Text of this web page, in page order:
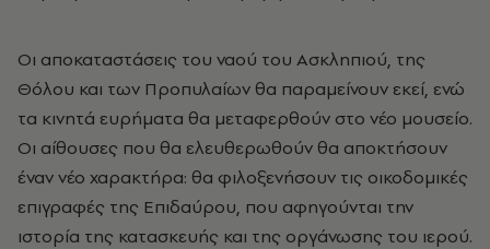
Οι αποκαταστάσεις του ναού του Ασκληπιού, της
Θόλου και των Προπυλαίων θα παραμείνουν εκεί, ενώ
τα κινητά ευρήματα θα μεταφερθούν στο νέο μουσείο.
Οι αίθουσες που θα ελευθερωθούν θα αποκτήσουν
έναν νέο χαρακτήρα: θα φιλοξενήσουν τις οικοδομικές
επιγραφές της Επιδαύρου, που αφηγούνται την
ιστορία της κατασκευής και της οργάνωσης του ιερού.